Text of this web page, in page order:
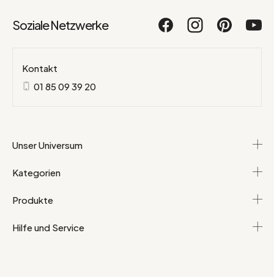
Soziale Netzwerke
Kontakt
01 85 09 39 20
Unser Universum
Kategorien
Produkte
Hilfe und Service